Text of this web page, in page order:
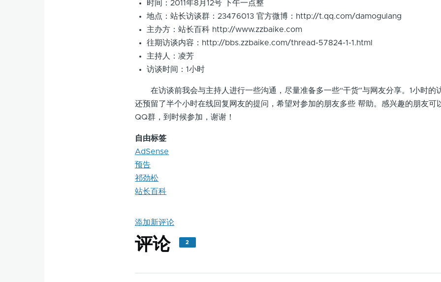
时间：2011年8月12号 下午一点整
地点：站长访谈群：23476013 官方微博：http://t.qq.com/damogulang
主办方：站长百科 http://www.zzbaike.com
往期访谈内容：http://bbs.zzbaike.com/thread-57824-1-1.html
主持人：凌芳
访谈时间：1小时
在访谈前我会与主持人进行一些沟通，尽量准备多一些“干货”与网友分享。1小时的
还预留了半个小时在线回复网友的提问，希望对参加的朋友多些 帮助。感兴趣的朋友可
QQ群，到时候参加，谢谢！
自由标签
AdSense
预告
祁劲松
站长百科
添加新评论
评论 2